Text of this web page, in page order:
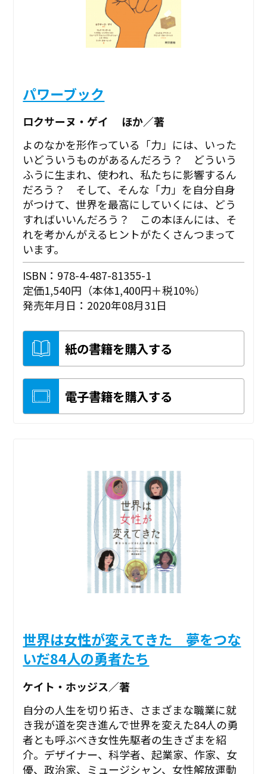
パワーブック
ロクサーヌ・ゲイ ほか／著
よのなかを形作っている「力」には、いった
いどういうものがあるんだろう？ どういう
ふうに生まれ、使われ、私たちに影響するん
だろう？ そして、そんな「力」を自分自身
がつけて、世界を最高にしていくには、どう
すればいいんだろう？ この本ほんには、そ
れを考かんがえるヒントがたくさんつまって
います。
ISBN：978-4-487-81355-1
定価1,540円（本体1,400円＋税10%）
発売年月日：2020年08月31日
紙の書籍を購入する
電子書籍を購入する
世界は女性が変えてきた 夢をつな
いだ84人の勇者たち
ケイト・ホッジス／著
自分の人生を切り拓き、さまざまな職業に就
き我が道を突き進んで世界を変えた84人の勇
者とも呼ぶべき女性先駆者の生きざまを紹
介。デザイナー、科学者、起業家、作家、女
優、政治家、ミュージシャン、女性解放運動